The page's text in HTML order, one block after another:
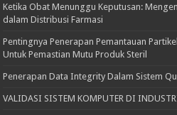
Ketika Obat Menunggu Keputusan:
dalam Distribusi Farmasi
Pentingnya Penerapan Pemantauan
Untuk Pemastian Mutu Produk Steril
Penerapan Data Integrity Dalam Sistem
VALIDASI SISTEM KOMPUTER DI